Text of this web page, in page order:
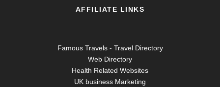
AFFILIATE LINKS
Famous Travels - Travel Directory
Web Directory
Health Related Websites
UK business Marketing